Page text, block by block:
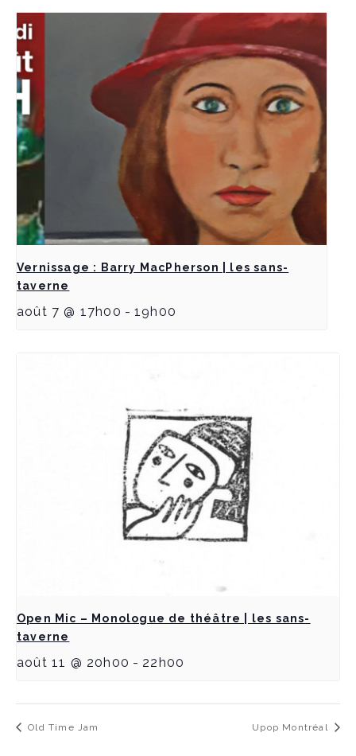
Vernissage : Barry MacPherson | les sans-
taverne
août 7 @ 17h00 - 19h00
Open Mic – Monologue de théâtre | les sans-
taverne
août 11 @ 20h00 - 22h00
Old Time Jam Upop Montréal